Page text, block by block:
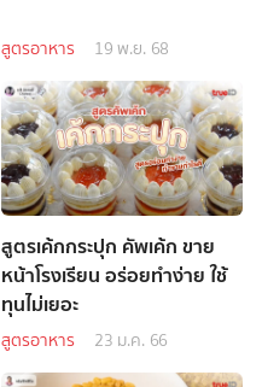
สูตรอาหาร 19 พ.ย. 68
สูตรเค้กกระปุก คัพเค้ก ขาย
หน้าโรงเรียน อร่อยทำง่าย ใช้
ทุนไม่เยอะ
สูตรอาหาร 23 ม.ค. 66